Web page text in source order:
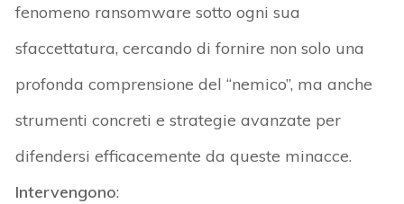
fenomeno ransomware sotto ogni sua
sfaccettatura, cercando di fornire non solo una
profonda comprensione del “nemico”, ma anche
strumenti concreti e strategie avanzate per
difendersi efficacemente da queste minacce.
Intervengono: